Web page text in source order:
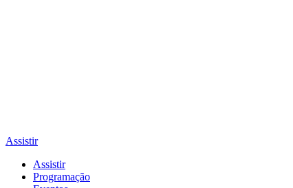
Assistir
Assistir
Programação